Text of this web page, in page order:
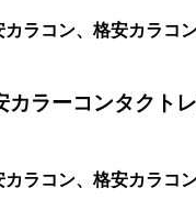
ラコン、格安カラコ
ラーコンタクト
ラコン、格安カラコン